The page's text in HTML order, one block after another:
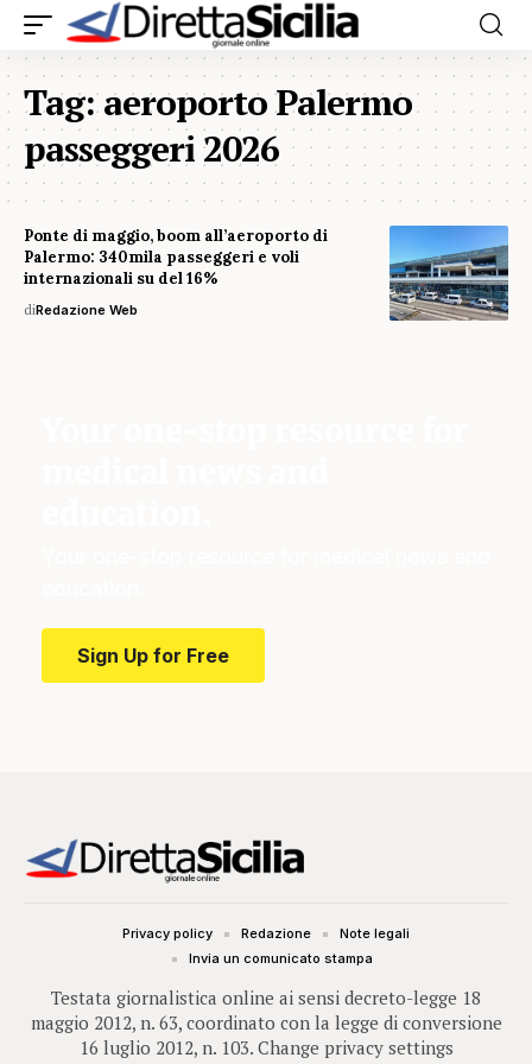
Tag:aeroporto Palermo
passeggeri 2026
Ponte di maggio, boom all’aeroporto di
Palermo: 340mila passeggeri e voli
internazionali su del 16%
diRedazione Web
Sign Up for Free
Testata giornalistica online ai sensi decreto-legge 18
maggio 2012, n. 63, coordinato con la legge di conversione
16 luglio 2012, n. 103. Change privacy settings
Privacy policy Redazione
Note legali
Invia un comunicato stampa